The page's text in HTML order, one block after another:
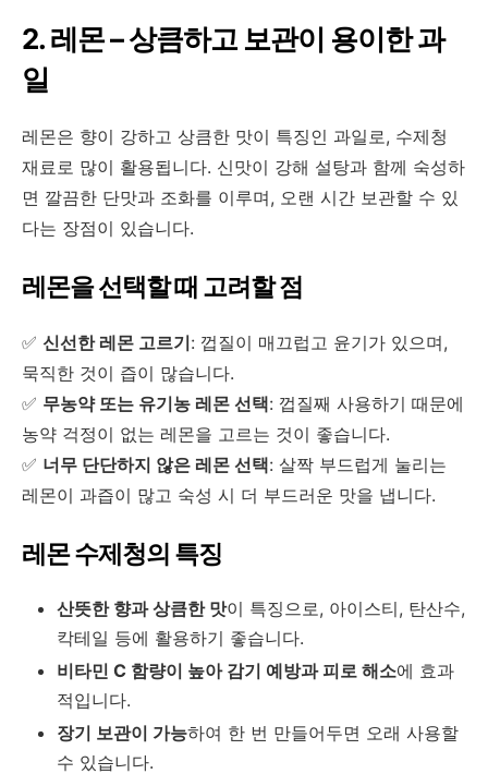
2. 레몬 – 상큼하고 보관이 용이한 과
일
레몬은 향이 강하고 상큼한 맛이 특징인 과일로, 수제청
재료로 많이 활용됩니다. 신맛이 강해 설탕과 함께 숙성하
면 깔끔한 단맛과 조화를 이루며, 오랜 시간 보관할 수 있
다는 장점이 있습니다.
레몬을 선택할 때 고려할 점
✅ 신선한 레몬 고르기: 껍질이 매끄럽고 윤기가 있으며,
묵직한 것이 즙이 많습니다.
✅ 무농약 또는 유기농 레몬 선택: 껍질째 사용하기 때문에
농약 걱정이 없는 레몬을 고르는 것이 좋습니다.
✅ 너무 단단하지 않은 레몬 선택: 살짝 부드럽게 눌리는
레몬이 과즙이 많고 숙성 시 더 부드러운 맛을 냅니다.
레몬 수제청의 특징
산뜻한 향과 상큼한 맛이 특징으로, 아이스티, 탄산수,
칵테일 등에 활용하기 좋습니다.
비타민 C 함량이 높아 감기 예방과 피로 해소에 효과
적입니다.
장기 보관이 가능하여 한 번 만들어두면 오래 사용할
수 있습니다.